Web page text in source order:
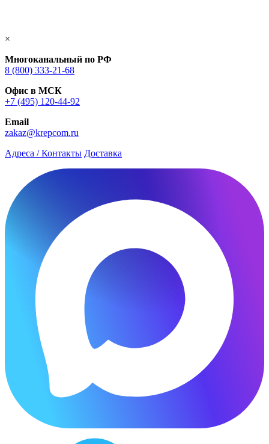
×
Многоканальный по РФ
8 (800) 333‑21-68
Офис в МСК
+7 (495) 120-44-92
Email
zakaz@krepcom.ru
Адреса / Контакты Доставка